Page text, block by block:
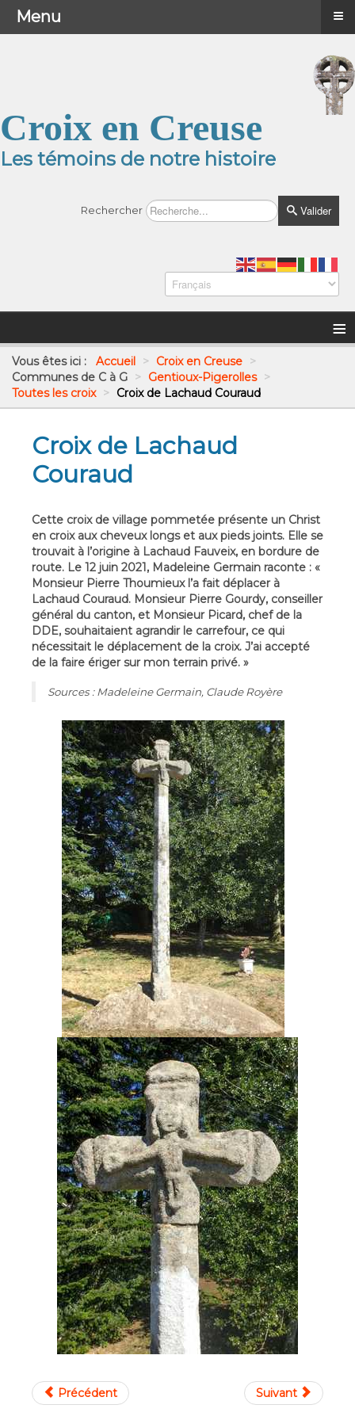
Croix en Creuse
Les témoins de notre histoire
Rechercher Valider
≡
Vous êtes ici : Accueil > Croix en Creuse >
Communes de C à G > Gentioux-Pigerolles >
Toutes les croix > Croix de Lachaud Couraud
Croix de Lachaud
Couraud
Cette croix de village pommetée présente un Christ
en croix aux cheveux longs et aux pieds joints. Elle se
trouvait à l’origine à Lachaud Fauveix, en bordure de
route. Le 12 juin 2021, Madeleine Germain raconte : «
Monsieur Pierre Thoumieux l’a fait déplacer à
Lachaud Couraud. Monsieur Pierre Gourdy, conseiller
général du canton, et Monsieur Picard, chef de la
DDE, souhaitaient agrandir le carrefour, ce qui
nécessitait le déplacement de la croix. J’ai accepté
de la faire ériger sur mon terrain privé. »
Sources : Madeleine Germain, Claude Royère
Précédent Suivant
Menu ≡
Menu ≡